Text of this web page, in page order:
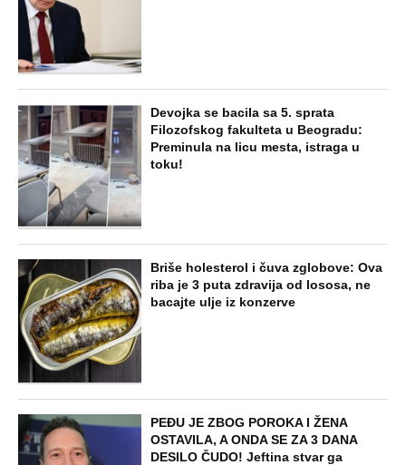
Devojka se bacila sa 5. sprata
Filozofskog fakulteta u Beogradu:
Preminula na licu mesta, istraga u
toku!
Briše holesterol i čuva zglobove: Ova
riba je 3 puta zdravija od lososa, ne
bacajte ulje iz konzerve
PEĐU JE ZBOG POROKA I ŽENA
OSTAVILA, A ONDA SE ZA 3 DANA
DESILO ČUDO! Jeftina stvar ga